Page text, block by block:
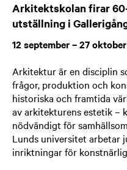
Arkitektskolan firar
utställning i
12 september – 27
Arkitektur är en disciplin
frågor, produktion och
historiska och framtida
av arkitekturens estetik –
nödvändigt för
Lunds universitet arbetar
inriktningar för